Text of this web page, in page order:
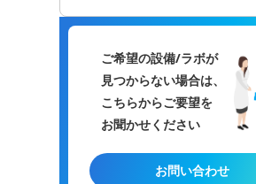
ご希望の設備/ラボが
見つからない場合は、
こちらからご要望を
お聞かせください
お問い合わせ